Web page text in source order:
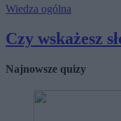
Wiedza ogólna
Czy wskażesz
Najnowsze quizy